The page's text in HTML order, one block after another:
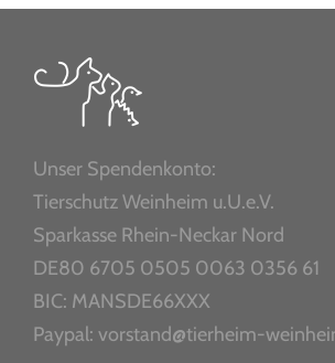
Unser Spendenkonto:
Tierschutz Weinheim u.U.e.V.
Sparkasse Rhein-Neckar Nord
DE80 6705 0505 0063 0356 61
BIC: MANSDE66XXX
Paypal: vorstand@tierheim-